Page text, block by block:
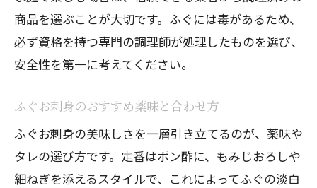
商品を選ぶことが大切です。ふぐには毒があるため、
必ず資格を持つ専門の調理師が処理したものを選び、
安全性を第一に考えてください。
ふぐお刺身のおすすめ薬味と合わせ方
ふぐお刺身の美味しさを一層引き立てるのが、薬味や
タレの選び方です。定番はポン酢に、もみじおろしや
細ねぎを添えるスタイルで、これによってふぐの淡白